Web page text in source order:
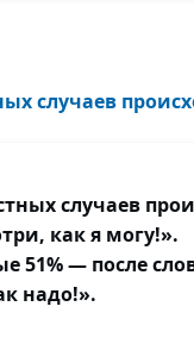
случаев
случаев
как я могу!».
51% — после
надо!».